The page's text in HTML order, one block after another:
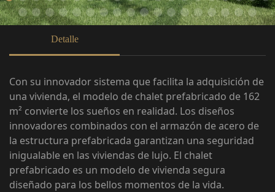
Detalle
Con su innovador sistema que facilita la adquisición de
una vivienda, el modelo de chalet prefabricado de 162
m² convierte los sueños en realidad. Los diseños
innovadores combinados con el armazón de acero de
la estructura prefabricada garantizan una seguridad
inigualable en las viviendas de lujo. El chalet
prefabricado es un modelo de vivienda segura
diseñado para los bellos momentos de la vida.